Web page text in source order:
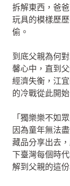
拆解東西，爸
玩具的模樣歷
偷。
到底父親為何
馨心中，直到
經濟失衡，江
的冷戰從此開始
「獨樂樂不如
因為童年無法
藏品分享出去
下臺灣每個時
解到父親的這